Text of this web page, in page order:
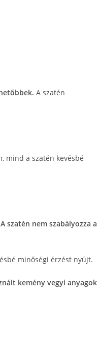
A szatén
mind a szatén kevésbé
szatén nem szabályozza a
minőségi érzést nyújt.
kemény vegyi anyagok